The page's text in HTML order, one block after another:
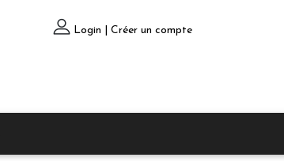
Login | Créer un compte